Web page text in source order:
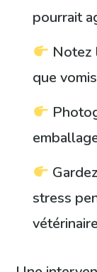
pourrait
Notez
que
stress